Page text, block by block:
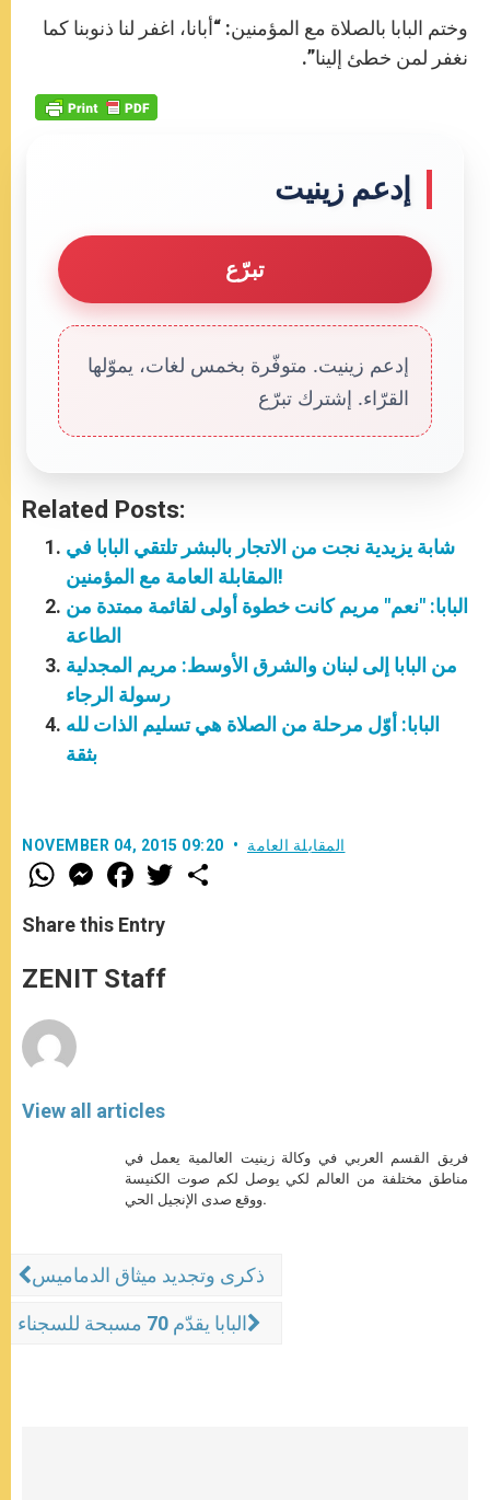
وختم البابا بالصلاة مع المؤمنين: “أبانا، اغفر لنا ذنوبنا كما
نغفر لمن خطئ إلينا”.
إدعم زينيت
تبرّع
إدعم زينيت. متوفّرة بخمس لغات، يموّلها
القرّاء. إشترك تبرّع
Related Posts:
شابة يزيدية نجت من الاتجار بالبشر تلتقي البابا في
المقابلة العامة مع المؤمنين!
البابا: "نعم" مريم كانت خطوة أولى لقائمة ممتدة من
الطاعة
من البابا إلى لبنان والشرق الأوسط: مريم المجدلية
رسولة الرجاء
البابا: أوّل مرحلة من الصلاة هي تسليم الذات لله
بثقة
NOVEMBER 04, 2015 09:20 المقابلة العامة
W
h
t
s
p
p
M
e
s
e
g
e
F
a
e
b
o
k
w
Share this Entry
ZENIT Staff
View all articles
فريق القسم العربي في وكالة زينيت العالمية يعمل في
مناطق مختلفة من العالم لكي يوصل لكم صوت الكنيسة
ووقع صدى الإنجيل الحي.
ذكرى وتجديد ميثاق الدماميس
البابا يقدّم 70 مسبحة للسجناء